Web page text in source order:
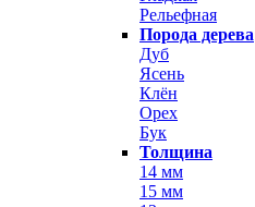
Рельефная
Порода дерева
Дуб
Ясень
Клён
Орех
Бук
Толщина
14 мм
15 мм